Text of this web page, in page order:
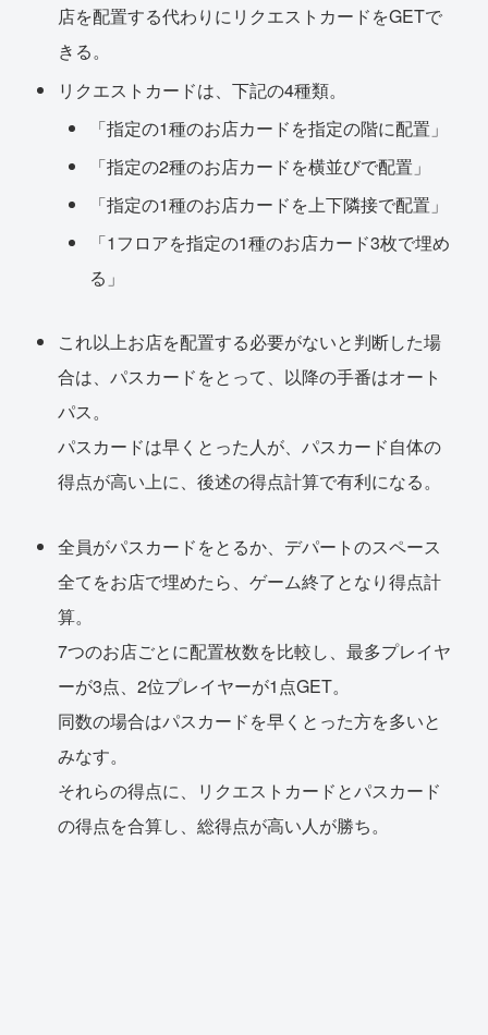
店を配置する代わりにリクエストカードをGETで
きる。
リクエストカードは、下記の4種類。
「指定の1種のお店カードを指定の階に配置」
「指定の2種のお店カードを横並びで配置」
「指定の1種のお店カードを上下隣接で配置」
「1フロアを指定の1種のお店カード3枚で埋め
る」
これ以上お店を配置する必要がないと判断した場
合は、パスカードをとって、以降の手番はオート
パス。
パスカードは早くとった人が、パスカード自体の
得点が高い上に、後述の得点計算で有利になる。
全員がパスカードをとるか、デパートのスペース
全てをお店で埋めたら、ゲーム終了となり得点計
算。
7つのお店ごとに配置枚数を比較し、最多プレイヤ
ーが3点、2位プレイヤーが1点GET。
同数の場合はパスカードを早くとった方を多いと
みなす。
それらの得点に、リクエストカードとパスカード
の得点を合算し、総得点が高い人が勝ち。